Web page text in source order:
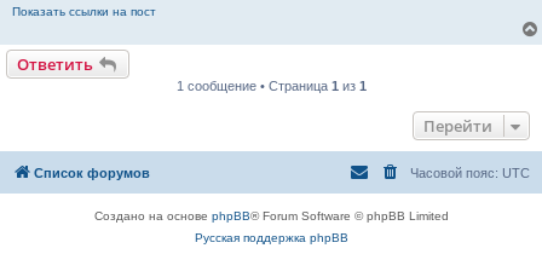
Показать ссылки на пост
Ответить
1 сообщение • Страница 1 из 1
Перейти
Список форумов Часовой пояс: UTC
Создано на основе phpBB® Forum Software © phpBB Limited
Русская поддержка phpBB